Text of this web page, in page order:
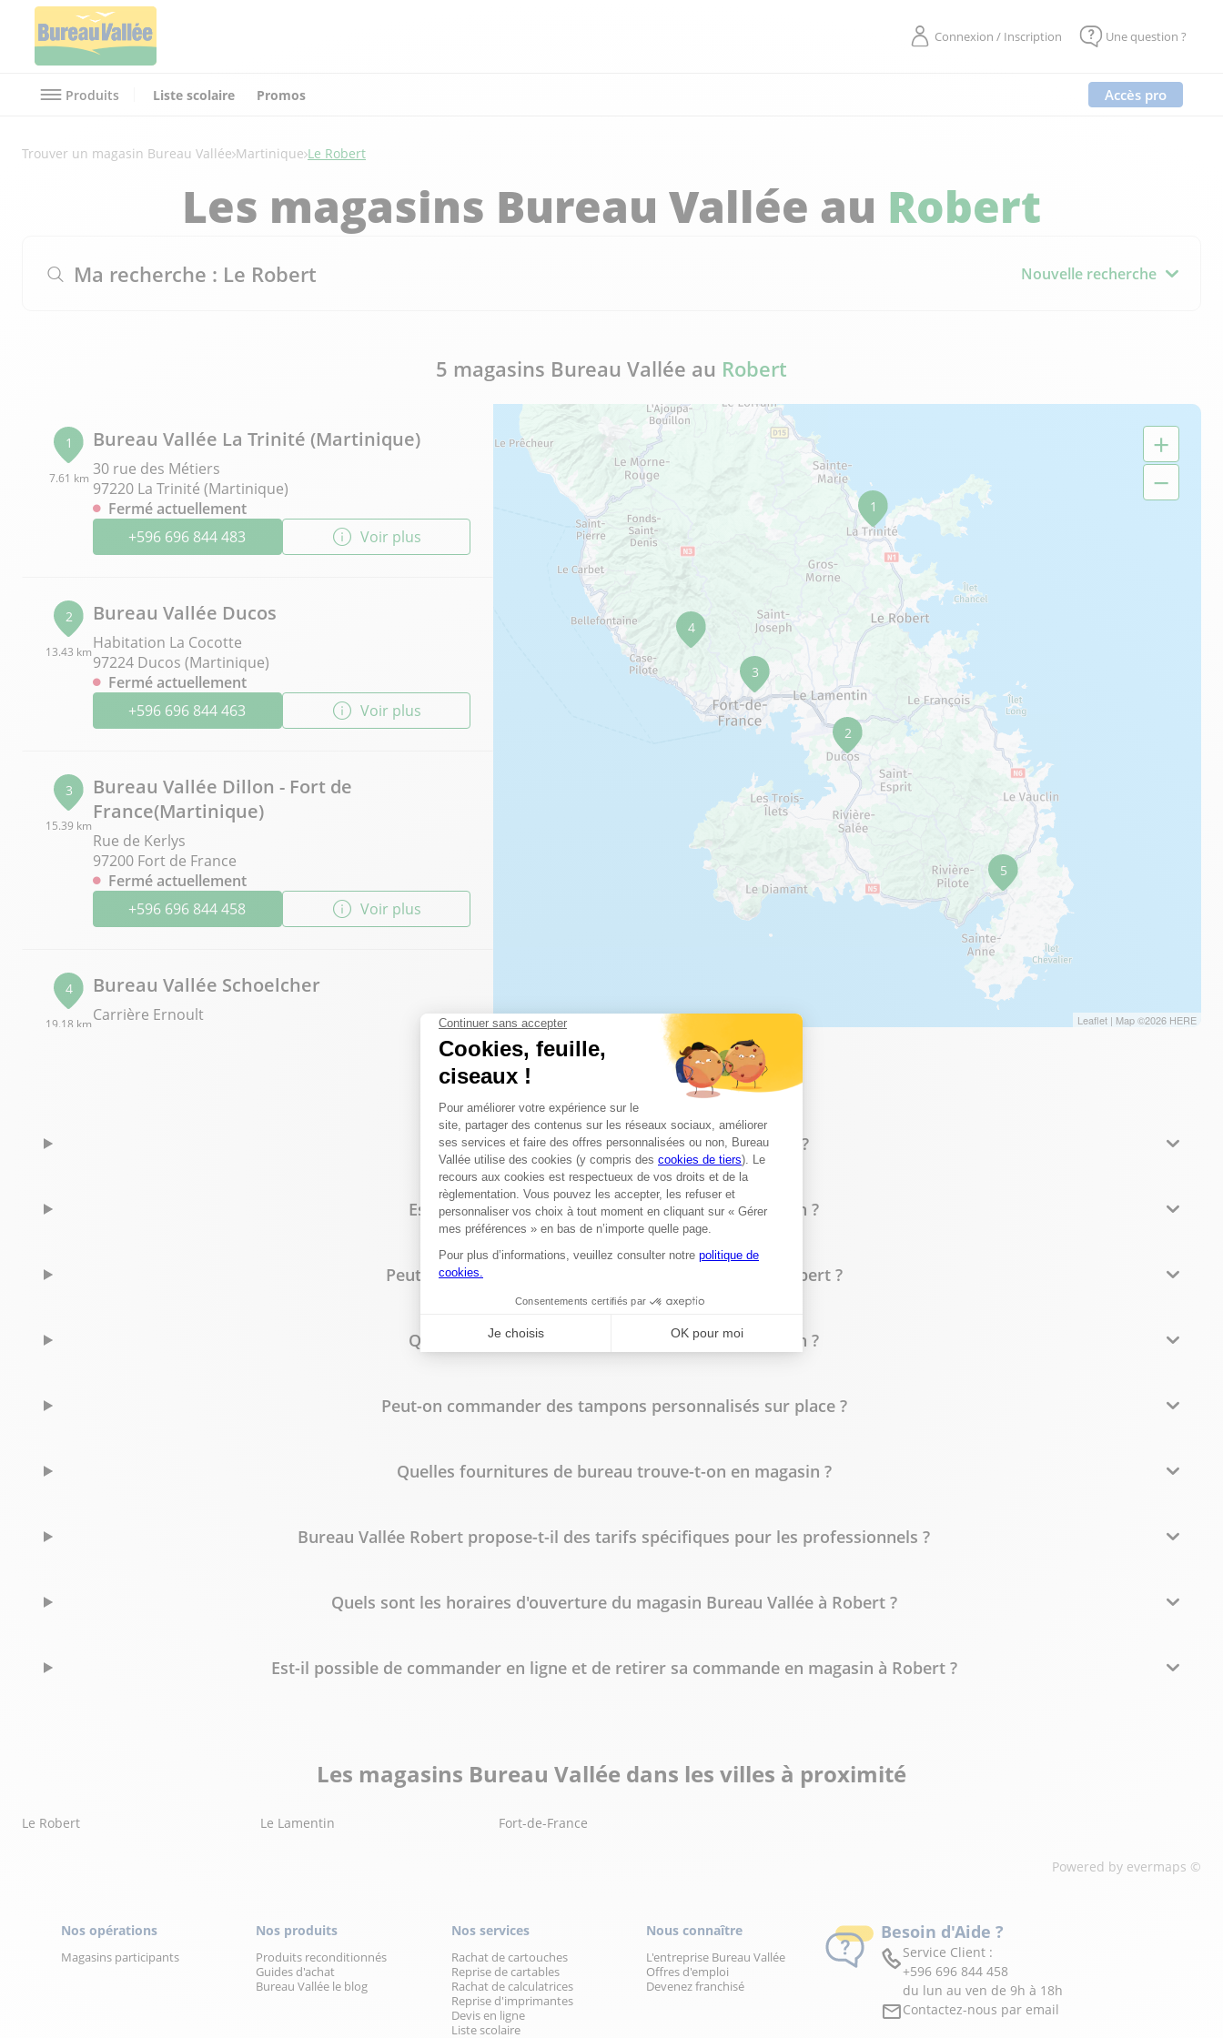
Connexion / Inscription Une question ?
Produits Liste scolaire Promos Accès pro
Trouver un magasin Bureau Vallée Martinique Le Robert
Les magasins Bureau Vallée au Robert
Ma recherche : Le Robert Nouvelle recherche
5 magasins Bureau Vallée au Robert
1
7.61 km
Bureau Vallée La Trinité (Martinique)
30 rue des Métiers
97220 La Trinité (Martinique)
Fermé actuellement
+596 696 844 483
Voir plus
2
13.43 km
Bureau Vallée Ducos
Habitation La Cocotte
97224 Ducos (Martinique)
Fermé actuellement
+596 696 844 463
Voir plus
3
15.39 km
Bureau Vallée Dillon - Fort de
France(Martinique)
Rue de Kerlys
97200 Fort de France
Fermé actuellement
+596 696 844 458
Voir plus
4
19.18 km
Bureau Vallée Schoelcher
Carrière Ernoult
5
4
1
3
2
+
−
Leaflet| Map ©2026 HERE
Les questions les plus fréquentes
Proposez-vous un service d'impression à Robert ?
Est-il possible de faire des photocopies en magasin ?
Peut-on faire imprimer des flyers à Bureau Vallée Robert ?
Quels types de reliure sont disponibles en magasin ?
Peut-on commander des tampons personnalisés sur place ?
Quelles fournitures de bureau trouve-t-on en magasin ?
Bureau Vallée Robert propose-t-il des tarifs spécifiques pour les professionnels ?
Quels sont les horaires d'ouverture du magasin Bureau Vallée à Robert ?
Est-il possible de commander en ligne et de retirer sa commande en magasin à Robert ?
Les magasins Bureau Vallée dans les villes à proximité
Le Robert Le Lamentin Fort-de-France
Powered by evermaps ©
Nos opérations
Magasins participants
Nos produits
Produits reconditionnés
Guides d'achat
Bureau Vallée le blog
Nos services
Rachat de cartouches
Reprise de cartables
Rachat de calculatrices
Reprise d'imprimantes
Devis en ligne
Liste scolaire
Nous connaître
L'entreprise Bureau Vallée
Offres d'emploi
Devenez franchisé
Besoin d'Aide ?
Service Client :
+596 696 844 458
du lun au ven de 9h à 18h
Contactez-nous par email